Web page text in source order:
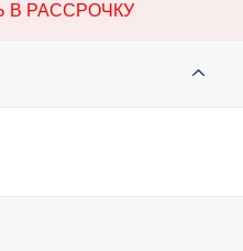
В РАССРОЧКУ